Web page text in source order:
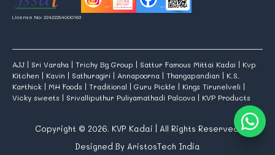
License No: 22422294000163
AJJ | Sri Varaha | Trichy Bg Group | Sattur Famous Mittai Kadai | Kvp
Kitchen | Kavin | Sathuragiri | Annapoorna | Thangapandian | K.S.
Karthick | MH Foods | Traditional | Guru Pickle | Kings Tirunelveli |
Vicky sweets | Srivalliputhur Puliyamathadi Palcova | KVP Products
Copyright © 2026. KVP Kadai | All Rights Reserved.
Designed By AristosTech India